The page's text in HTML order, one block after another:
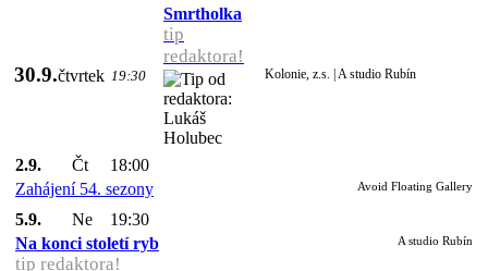
30.9.čtvrtek 19:30
Smrtholka
tip
redaktora!
Kolonie, z.s. | A studio Rubín
2.9. Čt
18:00
Zahájení 54. sezony
Avoid Floating Gallery
5.9. Ne
19:30
Na konci století ryb
tip redaktora!
A studio Rubín